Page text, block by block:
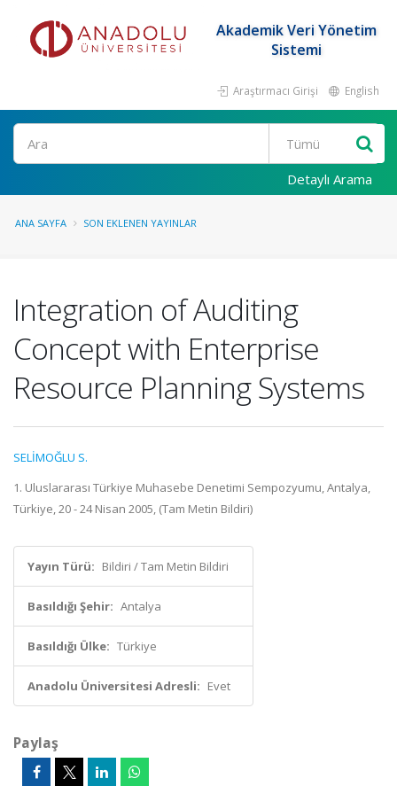
Akademik Veri Yönetim
Sistemi
Araştırmacı Girişi English
Ara
Detaylı Arama
ANA SAYFA SON EKLENEN YAYINLAR
Integration of Auditing
Concept with Enterprise
Resource Planning Systems
SELİMOĞLU S.
1. Uluslararası Türkiye Muhasebe Denetimi Sempozyumu, Antalya,
Türkiye, 20 - 24 Nisan 2005, (Tam Metin Bildiri)
Yayın Türü: Bildiri / Tam Metin Bildiri
Basıldığı Şehir: Antalya
Basıldığı Ülke: Türkiye
Anadolu Üniversitesi Adresli: Evet
Paylaş